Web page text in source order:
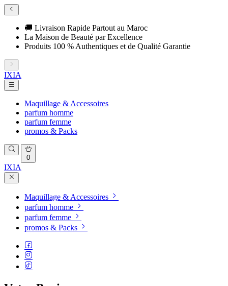
🚚 Livraison Rapide Partout au Maroc
La Maison de Beauté par Excellence
Produits 100 % Authentiques et de Qualité Garantie
IXIA
Maquillage & Accessoires
parfum homme
parfum femme
promos & Packs
0
IXIA
Maquillage & Accessoires
parfum homme
parfum femme
promos & Packs